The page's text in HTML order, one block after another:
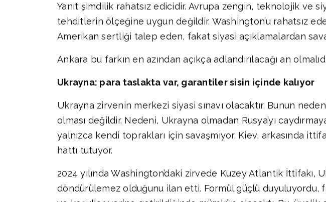
Yanıt şimdilik rahatsız edicidir. Avrupa zengin, teknolojik ve
tehditlerin ölçeğine uygun değildir. Washington’u rahatsız
Amerikan sertliği talep eden, fakat siyasi açıklamalardan
Ankara bu farkın en azından açıkça adlandırılacağı an
Ukrayna: para taslakta var, garantiler sisin içinde kalıyor
Ukrayna zirvenin merkezi siyasi sınavı olacaktır. Bunun
olması değildir. Nedeni, Ukrayna olmadan Rusya’yı
yalnızca kendi toprakları için savaşmıyor. Kiev, arkasında
hattı tutuyor.
2024 yılında Washington’daki zirvede Kuzey Atlantik
döndürülemez olduğunu ilan etti. Formül güçlü duyuluyordu,